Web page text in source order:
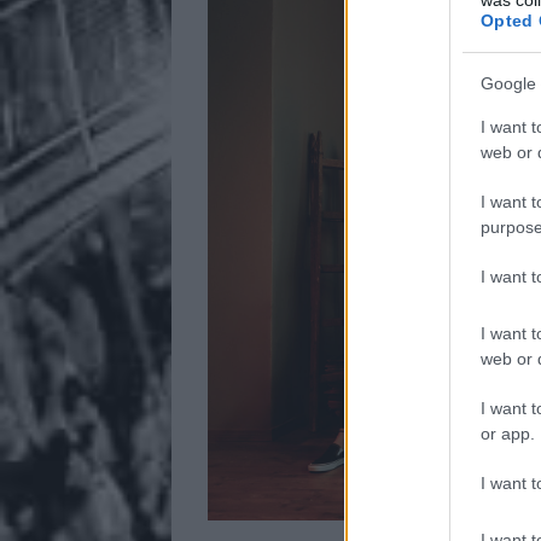
Opted
Google
I want
web or
I want
I want
I want
web or
I want
or app.
I want